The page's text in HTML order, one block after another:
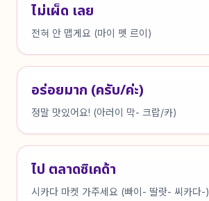
ไม่เผ็ด เลย
전혀 안 맵게요 (마이 펫 르이)
อร่อยมาก (ครับ/ค่ะ)
정말 맛있어요! (아러이 막- 크랍/카)
ไป ตลาดซิเคด้า
시카다 마켓 가주세요 (빠이- 딸랏- 씨카다-)